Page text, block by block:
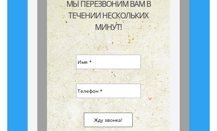
МЫ ПЕРЕЗВОНИМ ВАМ В
ТЕЧЕНИИ НЕСКОЛЬКИХ
МИНУТ!